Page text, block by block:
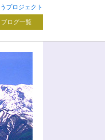
プロジェクト
ブログ一覧